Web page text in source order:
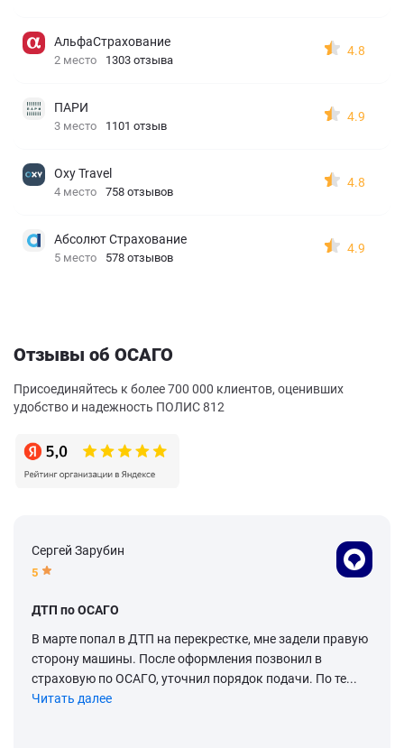
АльфаСтрахование
2 место 1303 отзыва
4.8
ПАРИ
3 место 1101 отзыв
4.9
Oxy Travel
4 место 758 отзывов
4.8
Абсолют Страхование
5 место 578 отзывов
4.9
Отзывы об ОСАГО
Присоединяйтесь к более 700 000 клиентов, оценивших
удобство и надежность ПОЛИС 812
Сергей Зарубин
5
ДТП по ОСАГО
В марте попал в ДТП на перекрестке, мне задели правую
сторону машины. После оформления позвонил в
страховую по ОСАГО, уточнил порядок подачи. По те...
Читать далее